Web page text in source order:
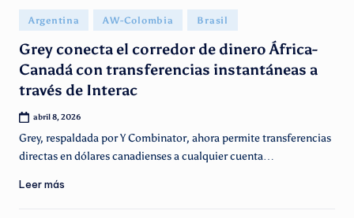
Publicado
en
Argentina AW-Colombia Brasil
Grey conecta el corredor de dinero África-
Canadá con transferencias instantáneas a
través de Interac
abril 8, 2026
Grey, respaldada por Y Combinator, ahora permite transferencias
directas en dólares canadienses a cualquier cuenta…
Leer más